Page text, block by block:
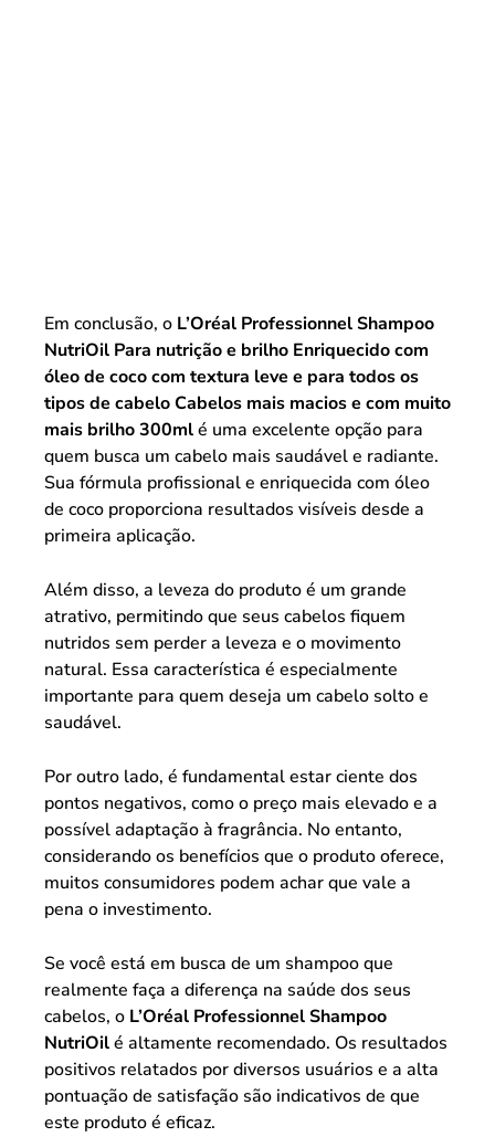
Em conclusão, o L’Oréal Professionnel Shampoo
NutriOil Para nutrição e brilho Enriquecido com
óleo de coco com textura leve e para todos os
tipos de cabelo Cabelos mais macios e com muito
mais brilho 300mlé uma excelente opção para
quem busca um cabelo mais saudável e radiante.
Sua fórmula profissional e enriquecida com óleo
de coco proporciona resultados visíveis desde a
primeira aplicação.
Além disso, a leveza do produto é um grande
atrativo, permitindo que seus cabelos fiquem
nutridos sem perder a leveza e o movimento
natural. Essa característica é especialmente
importante para quem deseja um cabelo solto e
saudável.
Por outro lado, é fundamental estar ciente dos
pontos negativos, como o preço mais elevado e a
possível adaptação à fragrância. No entanto,
considerando os benefícios que o produto oferece,
muitos consumidores podem achar que vale a
pena o investimento.
Se você está em busca de um shampoo que
realmente faça a diferença na saúde dos seus
cabelos, o L’Oréal Professionnel Shampoo
NutriOilé altamente recomendado. Os resultados
positivos relatados por diversos usuários e a alta
pontuação de satisfação são indicativos de que
este produto é eficaz.